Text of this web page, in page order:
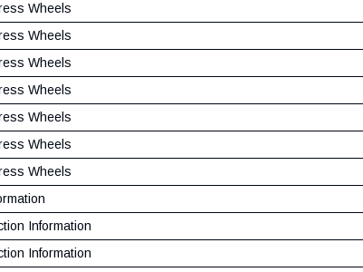
Wheels
Wheels
Wheels
Wheels
Wheels
Wheels
Wheels
Information
Information